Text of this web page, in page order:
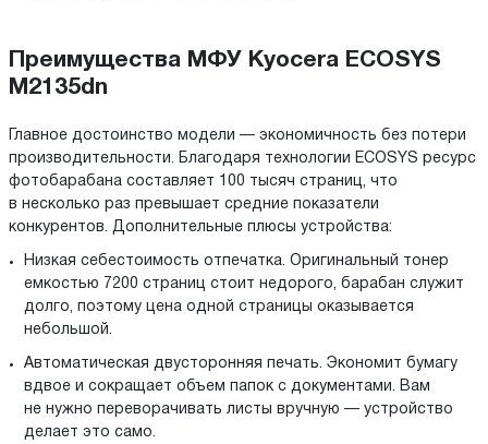
Преимущества МФУ Kyocera ECOSYS
M2135dn
Главное достоинство модели — экономичность без потери
производительности. Благодаря технологии ECOSYS ресурс
фотобарабана составляет 100 тысяч страниц, что
в несколько раз превышает средние показатели
конкурентов. Дополнительные плюсы устройства:
Низкая себестоимость отпечатка. Оригинальный тонер
емкостью 7200 страниц стоит недорого, барабан служит
долго, поэтому цена одной страницы оказывается
небольшой.
Автоматическая двусторонняя печать. Экономит бумагу
вдвое и сокращает объем папок с документами. Вам
не нужно переворачивать листы вручную — устройство
делает это само.